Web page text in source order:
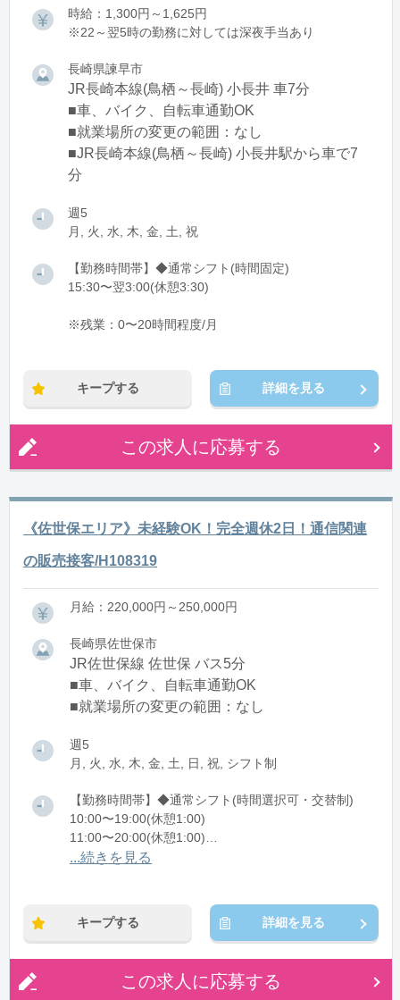
時給：1,300円～1,625円
※22～翌5時の勤務に対しては深夜手当あり
長崎県諫早市
JR長崎本線(鳥栖～長崎) 小長井 車7分
■車、バイク、自転車通勤OK
■就業場所の変更の範囲：なし
■JR長崎本線(鳥栖～長崎) 小長井駅から車で7
分
週5
月, 火, 水, 木, 金, 土, 祝
【勤務時間帯】◆通常シフト(時間固定)
15:30〜翌3:00(休憩3:30)
※残業：0〜20時間程度/月
キープする 詳細を見る
この求人に応募する
《佐世保エリア》未経験OK！完全週休2日！通信関連
の販売接客/H108319
月給：220,000円～250,000円
長崎県佐世保市
JR佐世保線 佐世保 バス5分
■車、バイク、自転車通勤OK
■就業場所の変更の範囲：なし
週5
月, 火, 水, 木, 金, 土, 日, 祝, シフト制
【勤務時間帯】◆通常シフト(時間選択可・交替制)
10:00〜19:00(休憩1:00)
11:00〜20:00(休憩1:00)
...続きを見る
キープする 詳細を見る
この求人に応募する